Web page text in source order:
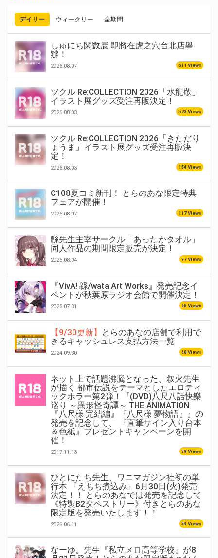
デイリー ウィークリー 全期間
しゅにち関数展 即將在虎之穴台北店舉
辦！
2026.08.07 611 Views
ツクル Re:COLLECTION 2026「水龍敬」
イラスト展グッズ受注再販決定！
2026.08.03 523 Views
ツクル Re:COLLECTION 2026「きただり
ょうま」イラスト展グッズ受注再販決
定！
2026.08.03 154 Views
C108夏コミ新刊！ とらのあな限定特典
フェアが開催！
2026.08.07 117 Views
緜先生主宰サークル「あったかタオル」
同人作品の期間限定販売が決定！
2026.08.04 97 Views
『VivA! 緜/wata Art Works』発売記念イ
ベントが秋葉原ラジオ会館で開催決定！
2026.07.31 96 Views
【9/30更新】
とらのあなの店舗で利用で
きるキャッシュレス支払方法一覧
2024.09.30 68 Views
ネット上で話題沸騰となった、叙火先生
が描く 都市伝説をテーマとしたエロティ
ックホラー第2弾！『(DVD)八尺八話快樂
巡り ～異形怪奇譚～ THE ANIMATION
『八尺様 完結編』『八尺様 夢物語』』の
発売を記念して、 『直筆サイン入り台本
＆色紙』プレゼントキャンペーンを開
催！
2017.11.13 59 Views
ひとにたち先生、ワニマガジン社初の単
行本 『えちち煮込み』6月30日(火)発売
決定！！ とらのあなでは発売を記念して
《特製B2タペストリー》付きとらのあな
限定版を発売いたします！！
2026.06.11 54 Views
なーゆ。先生『私立メロ高等学校』が8